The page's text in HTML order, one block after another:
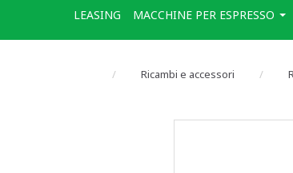
LEASING MACCHINE PER ESPRESSO
Ricambi e accessori